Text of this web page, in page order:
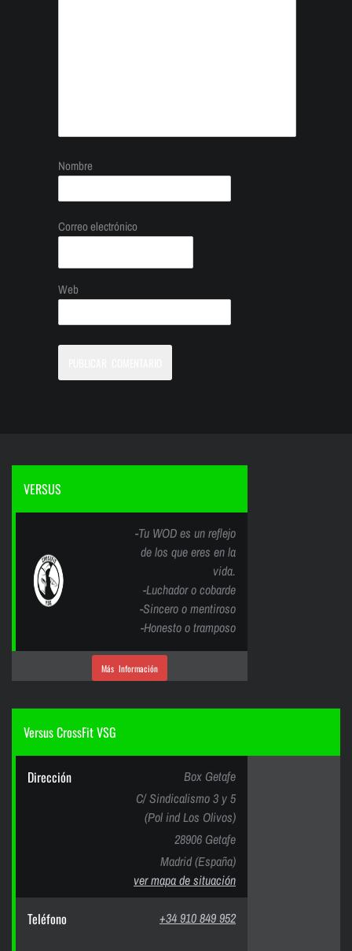
Nombre
Correo electrónico
Web
VERSUS
-Tu WOD es un reflejo
de los que eres en la
vida.
-Luchador o cobarde
-Sincero o mentiroso
-Honesto o tramposo
Más Información
Versus CrossFit VSG
Dirección
Box Getafe
C/ Sindicalismo 3 y 5
(Pol ind Los Olivos)
28906 Getafe
Madrid (España)
ver mapa de situación
Teléfono +34 910 849 952